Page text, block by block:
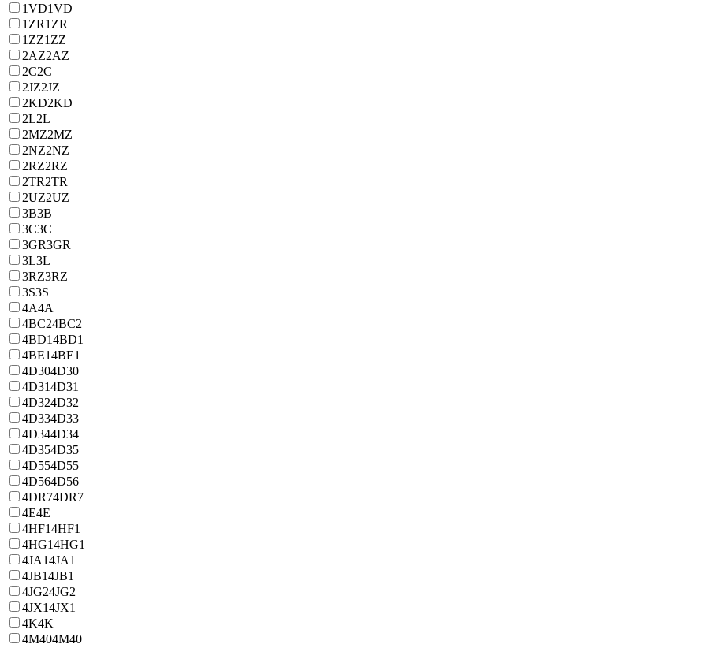
1VD1VD
1ZR1ZR
1ZZ1ZZ
2AZ2AZ
2C2C
2JZ2JZ
2KD2KD
2L2L
2MZ2MZ
2NZ2NZ
2RZ2RZ
2TR2TR
2UZ2UZ
3B3B
3C3C
3GR3GR
3L3L
3RZ3RZ
3S3S
4A4A
4BC24BC2
4BD14BD1
4BE14BE1
4D304D30
4D314D31
4D324D32
4D334D33
4D344D34
4D354D35
4D554D55
4D564D56
4DR74DR7
4E4E
4HF14HF1
4HG14HG1
4JA14JA1
4JB14JB1
4JG24JG2
4JX14JX1
4K4K
4M404M40